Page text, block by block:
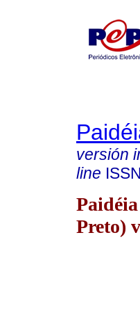
versión
line ISSN
Preto)